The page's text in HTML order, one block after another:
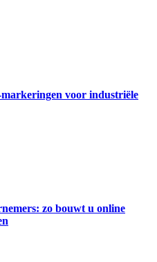
voor industriële
zo bouwt u online